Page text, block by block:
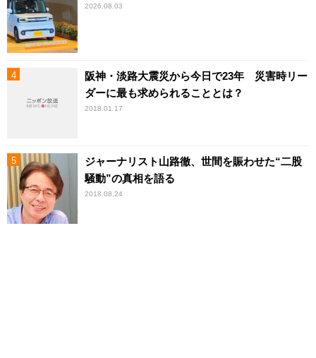
2026.08.03
阪神・淡路大震災から今日で23年 災害時リー
ダーに最も求められることとは？
2018.01.17
ジャーナリスト山路徹、世間を賑わせた“二股
騒動”の真相を語る
2018.08.24